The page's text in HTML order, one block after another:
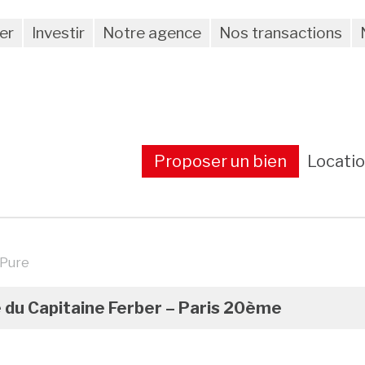
Investir Notre agence Nos transactions
Proposer un bien
du Capitaine Ferber – Paris 20ème